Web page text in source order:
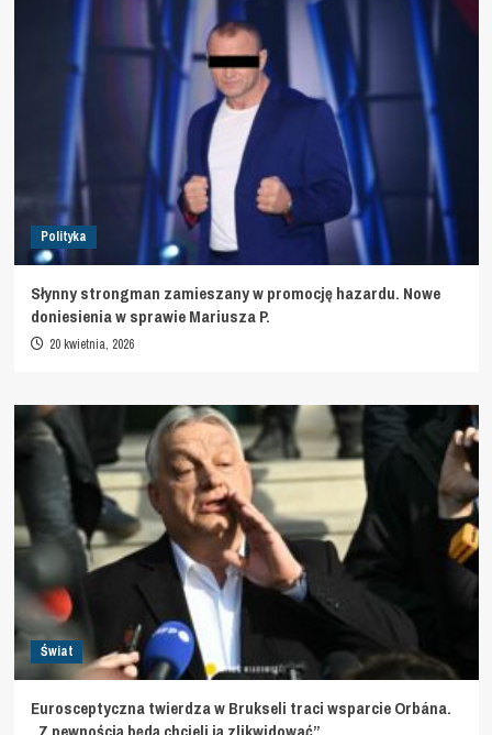
Polityka
Słynny strongman zamieszany w promocję hazardu. Nowe
doniesienia w sprawie Mariusza P.
20 kwietnia, 2026
Świat
Eurosceptyczna twierdza w Brukseli traci wsparcie Orbána.